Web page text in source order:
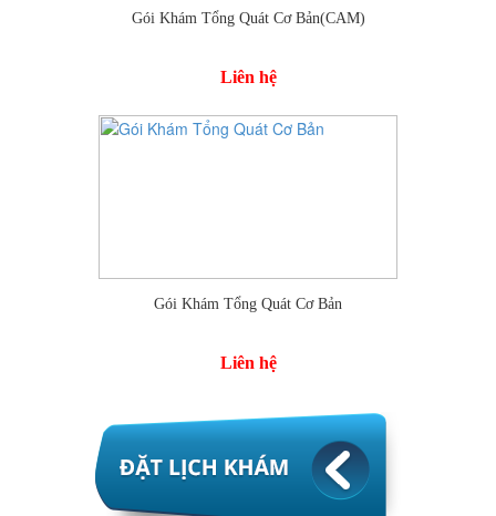
Gói Khám Tổng Quát Cơ Bản(CAM)
Liên hệ
Gói Khám Tổng Quát Cơ Bản
Liên hệ